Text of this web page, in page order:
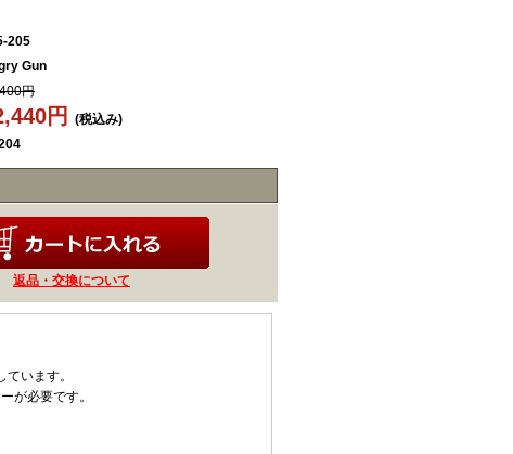
205
Gun
円
円
(税込み)
返品・交換について
います。
が必要です。